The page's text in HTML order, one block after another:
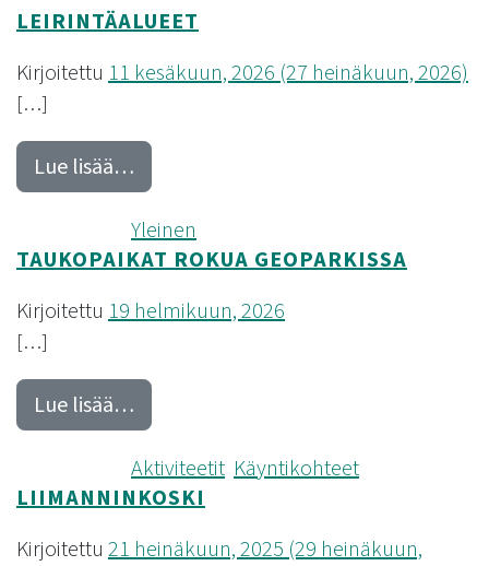
LEIRINTÄALUEET
Kirjoitettu 11 kesäkuun, 2026(27 heinäkuun, 2026)
[…]
Lue lisää…
Yleinen
TAUKOPAIKAT ROKUA GEOPARKISSA
Kirjoitettu 19 helmikuun, 2026
[…]
Lue lisää…
Aktiviteetit Käyntikohteet
LIIMANNINKOSKI
Kirjoitettu 21 heinäkuun, 2025(29 heinäkuun,